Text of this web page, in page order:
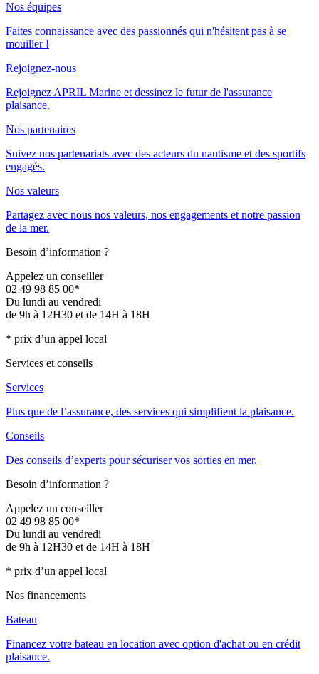
Nos équipes
Faites connaissance avec des passionnés qui n'hésitent pas à se
mouiller !
Rejoignez-nous
Rejoignez APRIL Marine et dessinez le futur de l'assurance
plaisance.
Nos partenaires
Suivez nos partenariats avec des acteurs du nautisme et des sportifs
engagés.
Nos valeurs
Partagez avec nous nos valeurs, nos engagements et notre passion
de la mer.
Besoin d’information ?
Appelez un conseiller
02 49 98 85 00*
Du lundi au vendredi
de 9h à 12H30 et de 14H à 18H
* prix d’un appel local
Services et conseils
Services
Plus que de l’assurance, des services qui simplifient la plaisance.
Conseils
Des conseils d’experts pour sécuriser vos sorties en mer.
Besoin d’information ?
Appelez un conseiller
02 49 98 85 00*
Du lundi au vendredi
de 9h à 12H30 et de 14H à 18H
* prix d’un appel local
Nos financements
Bateau
Financez votre bateau en location avec option d'achat ou en crédit
plaisance.